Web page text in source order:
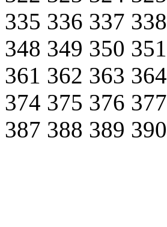
335 336 337 338
348 349 350 351
361 362 363 364
374 375 376 377
387 388 389 390